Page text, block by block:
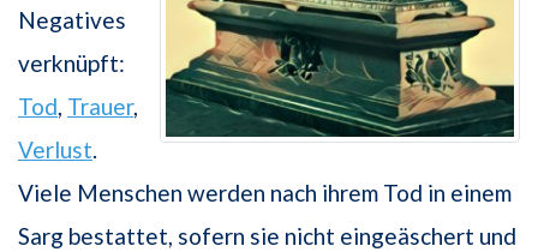
Negatives
verknüpft:
Tod Trauer,
Verlust
Viele Menschen werden nach ihrem Tod in einem
Sarg bestattet, sofern sie nicht eingeäschert und